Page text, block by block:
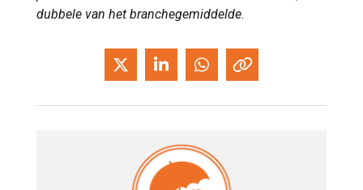
dubbele van het branchegemiddelde.